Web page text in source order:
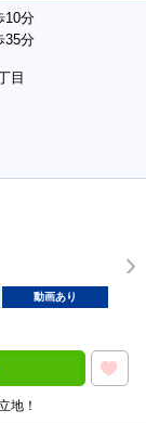
10分
35分
目
動画あり
地！